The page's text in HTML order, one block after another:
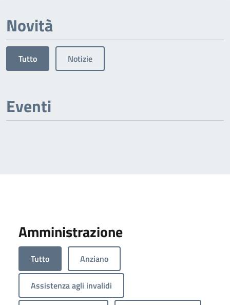
Novità
Tutto Notizie
Eventi
Amministrazione
Tutto Anziano
Assistenza agli invalidi